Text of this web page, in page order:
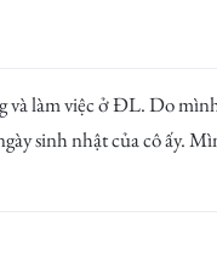
làm việc ở ĐL. Do
sinh nhật của cô ấy.